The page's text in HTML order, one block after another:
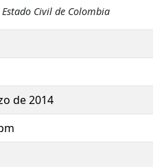
Civil de Colombia
de 2014